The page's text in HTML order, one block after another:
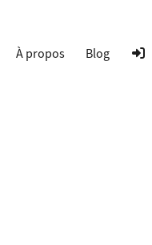
À propos Blog